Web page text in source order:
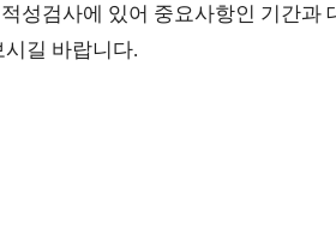
성검사에 있어 중요사항인 기간
길 바랍니다.